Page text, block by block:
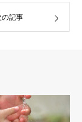
の記事